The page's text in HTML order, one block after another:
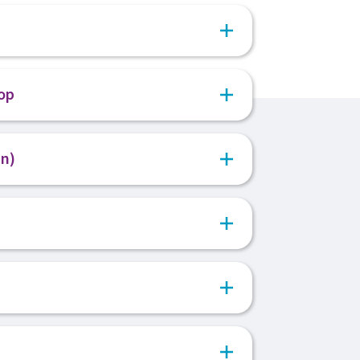
een kennismakingsgesprek bij ons
over de vacature. Bij een goed
onze opdrachtgever om kennis te